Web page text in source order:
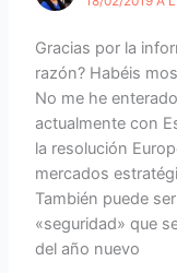
Gracias por la
razón? Habéis
No me he
actualmente con
la resolución
mercados
También puede
«seguridad» que
del año nuevo